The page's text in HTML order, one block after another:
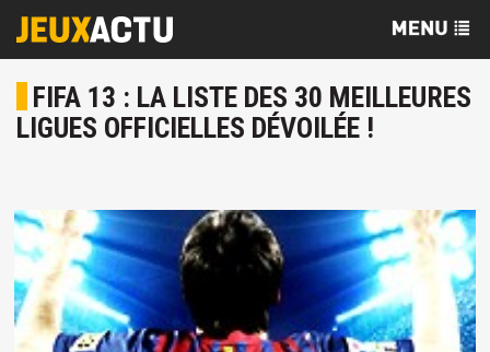
FIFA 13 : LA LISTE DES 30 MEILLEURES
LIGUES OFFICIELLES DÉVOILÉE !